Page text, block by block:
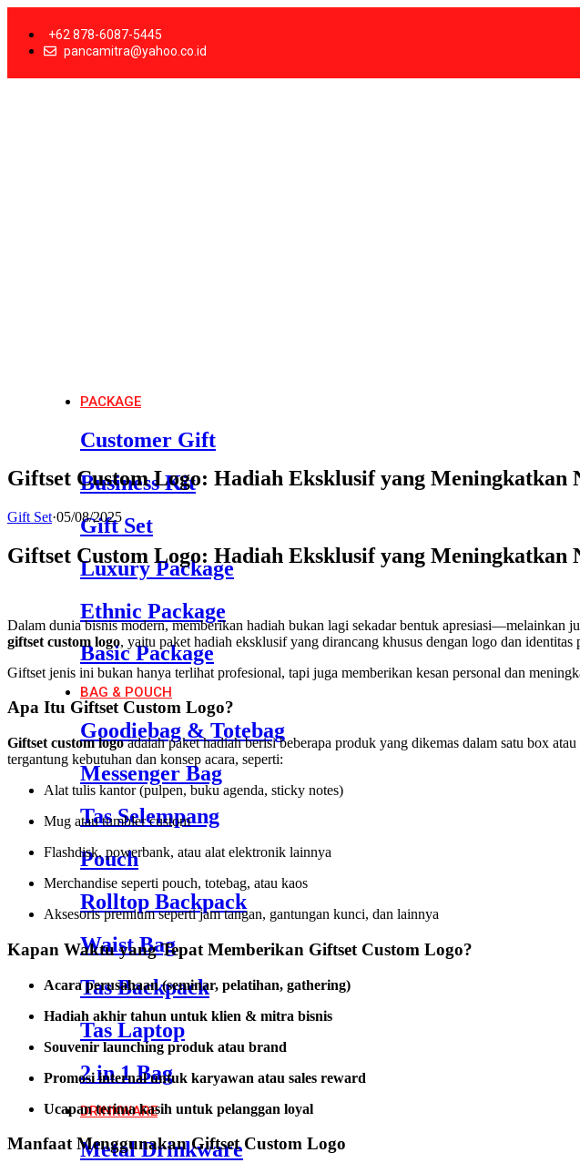
+62 878-6087-5445
pancamitra@yahoo.co.id
PACKAGE
Customer Gift
Business Kit
Gift Set
Luxury Package
Ethnic Package
Basic Package
BAG & POUCH
Goodiebag & Totebag
Messenger Bag
Tas Selempang
Pouch
Rolltop Backpack
Waist Bag
Tas Backpack
Tas Laptop
2 in 1 Bag
DRINKWARE
Metal Drinkware
Giftset Custom Logo: Hadiah Eksklusif yang Meningkatkan
Gift Set·05/08/2025
Giftset Custom Logo: Hadiah Eksklusif yang Meningkatkan
Dalam dunia bisnis modern, memberikan hadiah bukan lagi sekadar bentuk apresiasi—melainkan
giftset custom logo, yaitu paket hadiah eksklusif yang dirancang khusus dengan logo dan identitas
Giftset jenis ini bukan hanya terlihat profesional, tapi juga memberikan kesan personal dan
Apa Itu Giftset Custom Logo?
Giftset custom logoadalah paket hadiah berisi beberapa produk yang dikemas dalam satu box
tergantung kebutuhan dan konsep acara, seperti:
Alat tulis kantor (pulpen, buku agenda, sticky notes)
Mug atau tumbler custom
Flashdisk, powerbank, atau alat elektronik lainnya
Merchandise seperti pouch, totebag, atau kaos
Aksesoris premium seperti jam tangan, gantungan kunci, dan lainnya
Kapan Waktu yang Tepat Memberikan Giftset Custom Logo?
Acara perusahaan (seminar, pelatihan, gathering)
Hadiah akhir tahun untuk klien & mitra bisnis
Souvenir launching produk atau brand
Promosi internal untuk karyawan atau sales reward
Ucapan terima kasih untuk pelanggan loyal
Manfaat Menggunakan Giftset Custom Logo